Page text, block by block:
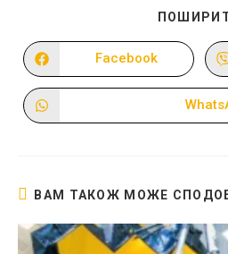
Відкрити
в
новому
Facebook
в
ВАМ ТАКОЖ МОЖЕ